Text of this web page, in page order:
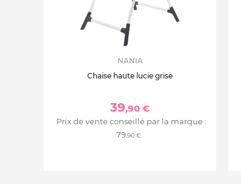
NANIA
Chaise haute lucie grise
39,90 €
Prix de vente conseillé par la marque :
79,90 €